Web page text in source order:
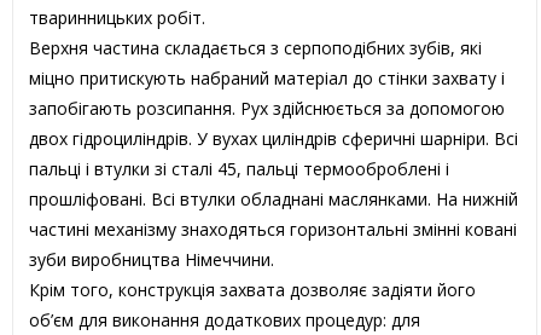
тваринницьких робіт.
Верхня частина складається з серпоподібних зубів, які
міцно притискують набраний матеріал до стінки захвату і
запобігають розсипання. Рух здійснюється за допомогою
двох гідроциліндрів. У вухах циліндрів сферичні шарніри. Всі
пальці і втулки зі сталі 45, пальці термооброблені і
прошліфовані. Всі втулки обладнані маслянками. На нижній
частині механізму знаходяться горизонтальні змінні ковані
зуби виробництва Німеччини.
Крім того, конструкція захвата дозволяє задіяти його
об’єм для виконання додаткових процедур: для